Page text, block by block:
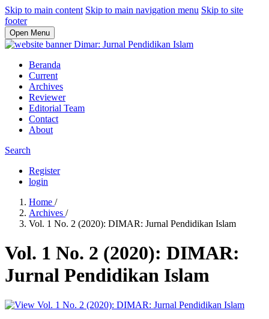
Skip to main content Skip to main navigation menu Skip to site
footer
Open Menu
Beranda
Current
Archives
Reviewer
Editorial Team
Contact
About
Search
Register
login
Home /
Archives /
Vol. 1 No. 2 (2020): DIMAR: Jurnal Pendidikan Islam
Vol. 1 No. 2 (2020): DIMAR:
Jurnal Pendidikan Islam